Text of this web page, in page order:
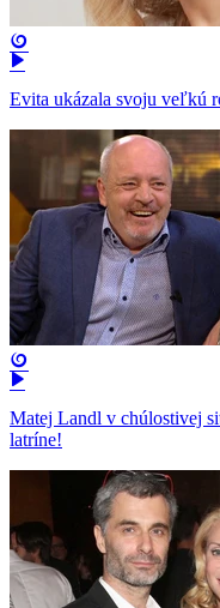
Evita ukázala svoju veľkú
Matej Landl v chúlostivej
latríne!